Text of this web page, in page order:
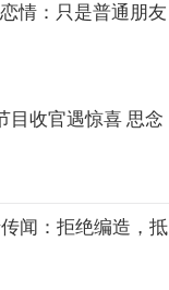
情：只是普通朋友
目收官遇惊喜 思念
闻：拒绝编造，抵